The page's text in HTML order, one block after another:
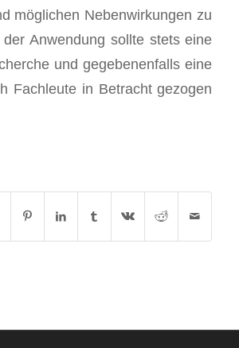
möglichen Nebenwirkungen zu
der Anwendung sollte stets eine
und gegebenenfalls eine
Fachleute in Betracht gezogen